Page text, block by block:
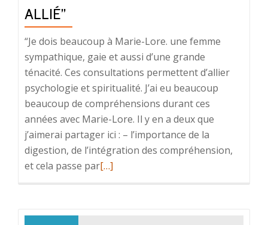
ALLIÉ”
“Je dois beaucoup à Marie-Lore. une femme
sympathique, gaie et aussi d’une grande
ténacité. Ces consultations permettent d’allier
psychologie et spiritualité. J’ai eu beaucoup
beaucoup de compréhensions durant ces
années avec Marie-Lore. Il y en a deux que
j’aimerai partager ici : – l’importance de la
digestion, de l’intégration des compréhension,
et cela passe parEn
[…]